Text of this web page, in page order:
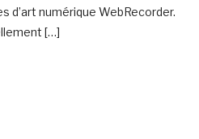
d’art numérique WebRecorder.
[…]